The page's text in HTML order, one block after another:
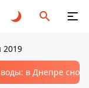
2019
воды: в Днепре